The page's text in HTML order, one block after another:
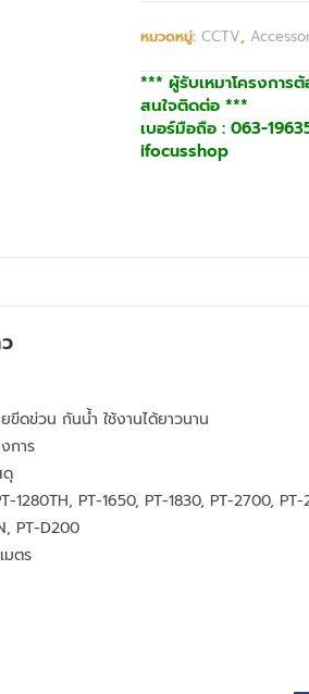
หมวดหมู่: CCTV,
*** ผู้รับเหมาโครงการ
สนใจติดต่อ ***
เบอร์มือถือ : 063-
ifocusshop
ดข่วน กันน้ำ ใช้งานได้ยาวนาน
การ
ดุ
PT-1650, PT-1830, PT-2700,
PT-D200
มตร